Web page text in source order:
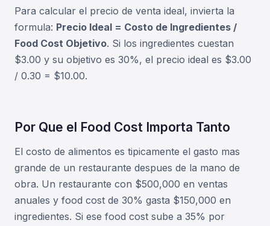
Para calcular el precio de venta ideal, invierta la
formula: Precio Ideal = Costo de Ingredientes /
Food Cost Objetivo. Si los ingredientes cuestan
$3.00 y su objetivo es 30%, el precio ideal es $3.00
/ 0.30 = $10.00.
Por Que el Food Cost Importa Tanto
El costo de alimentos es tipicamente el gasto mas
grande de un restaurante despues de la mano de
obra. Un restaurante con $500,000 en ventas
anuales y food cost de 30% gasta $150,000 en
ingredientes. Si ese food cost sube a 35% por